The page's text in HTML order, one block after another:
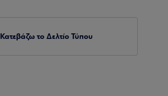
Κατεβάζω το Δελτίο Τύπου